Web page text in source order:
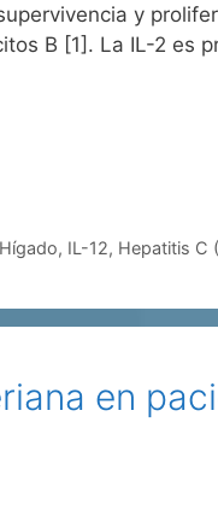
y
B [1]. La IL-2 es
Hígado, IL-12, Hepatitis C
en